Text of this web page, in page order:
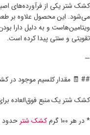
کشک شتر یکی از فرآورده‌های
می‌شود. این محصول علاوه بر
ویتامین‌هاست و به دلیل دارا
تقویتی و سنتی پیدا کرده است.
—
## 🧾 مقدار کلسیم موجود در
کشک شتر یک منبع فوق‌العاده
* در هر ۱۰۰ گرم
کشک شتر حدود ۶۰۰ تا ۷۰۰ میلی‌گرم کلسیم وجود دارد.